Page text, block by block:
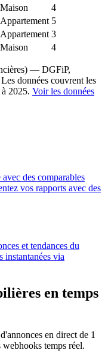
Maison
4
Appartement 5
Appartement 3
Maison 4
— DGFiP,
données couvrent les
2025. Voir les données
des comparables
vos rapports avec des
et tendances du
instantanées via
en temps
en direct de 1
temps réel.